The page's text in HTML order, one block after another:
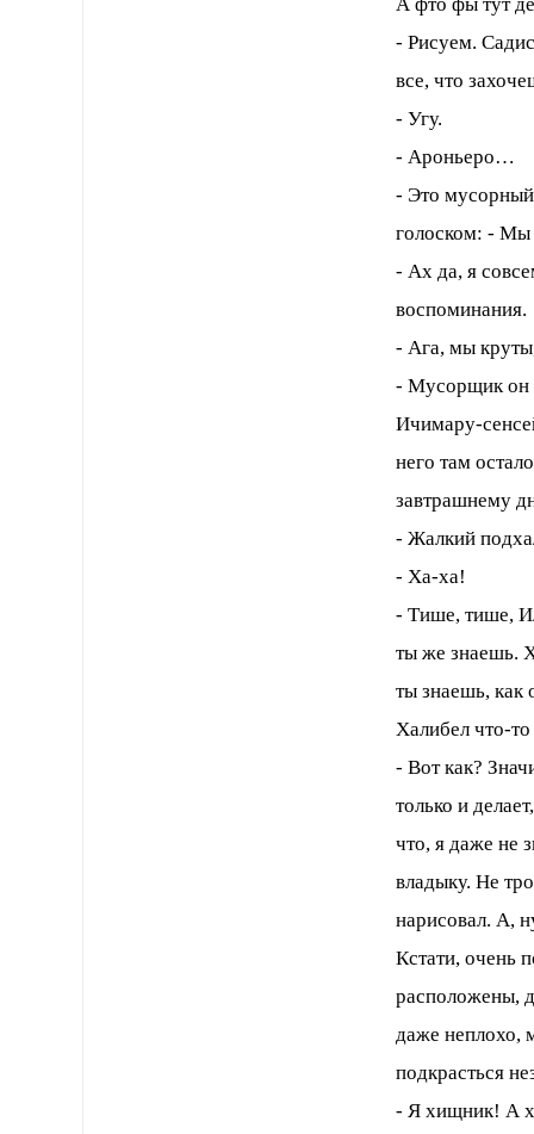
- Рисуем.
все, что
- Угу.
- Ароньеро…
- Это мусорный
голоском: - Мы
- Ах да, я
воспоминания.
- Ага, мы
- Мусорщик он
Ичимару-
него там
завтрашнему
- Жалкий
- Ха-ха!
- Тише, тише,
ты же знаешь.
ты знаешь, как
Халибел что-
- Вот как?
только и
что, я даже не
владыку. Не
нарисовал. А,
Кстати, очень
расположены,
даже неплохо,
подкрасться
- Я хищник! А